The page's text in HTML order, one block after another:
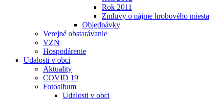
Rok 2011
Zmluvy o nájme hrobového miesta
Objednávky
Verejné obstarávanie
VZN
Hospodárenie
Udalosti v obci
Aktuality
COVID 19
Fotoalbum
Udalosti v obci